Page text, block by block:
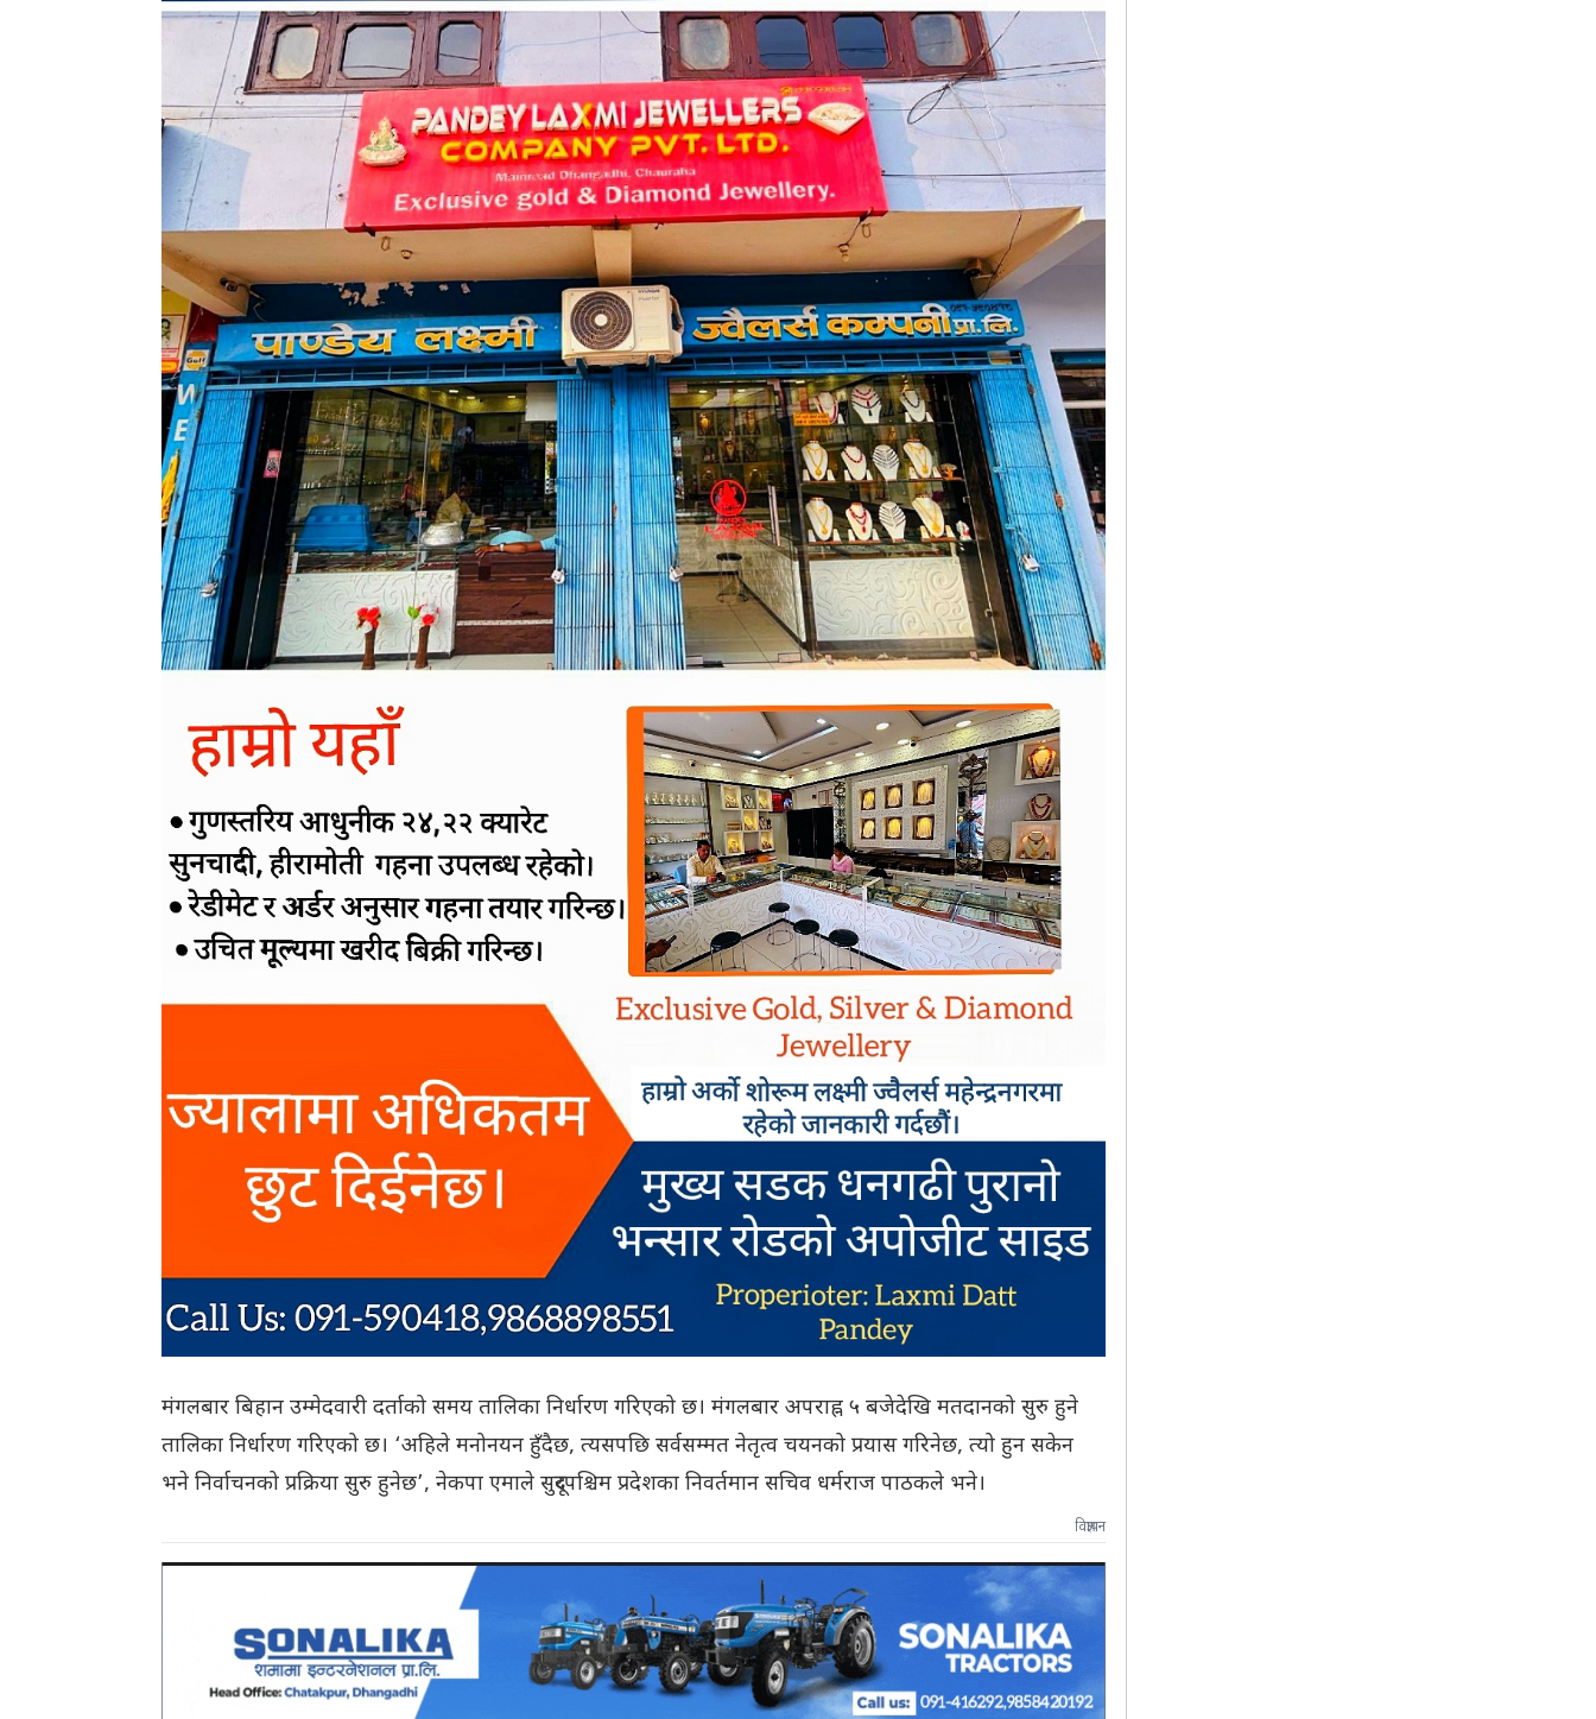
मंगलबार बिहान उम्मेदवारी दर्ताको समय तालिका निर्धारण गरिएको छ। मंगलबार अपराह्न ५ बजेदेखि मतदानको सुरु हुने
तालिका निर्धारण गरिएको छ। ‘अहिले मनोनयन हुँदैछ, त्यसपछि सर्वसम्मत नेतृत्व चयनको प्रयास गरिनेछ, त्यो हुन सकेन
भने निर्वाचनको प्रक्रिया सुरु हुनेछ’, नेकपा एमाले सुदूरपश्चिम प्रदेशका निवर्तमान सचिव धर्मराज पाठकले भने।
विज्ञापन